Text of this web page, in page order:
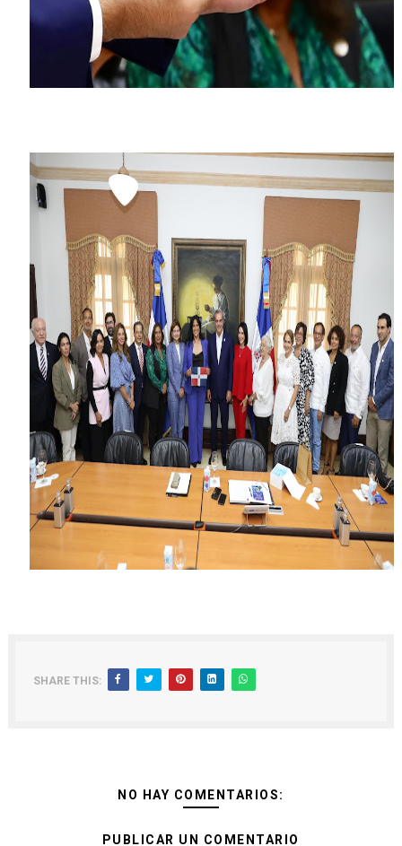
SHARE THIS:
NO HAY COMENTARIOS:
PUBLICAR UN COMENTARIO